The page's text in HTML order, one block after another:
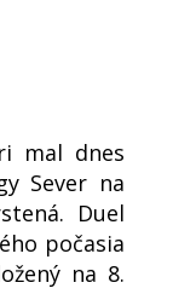
mal dnes
Sever na
Duel
počasia
na 8.